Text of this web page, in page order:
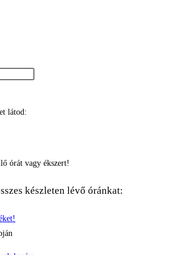
látod:
órát vagy ékszert!
készleten lévő óránkat: